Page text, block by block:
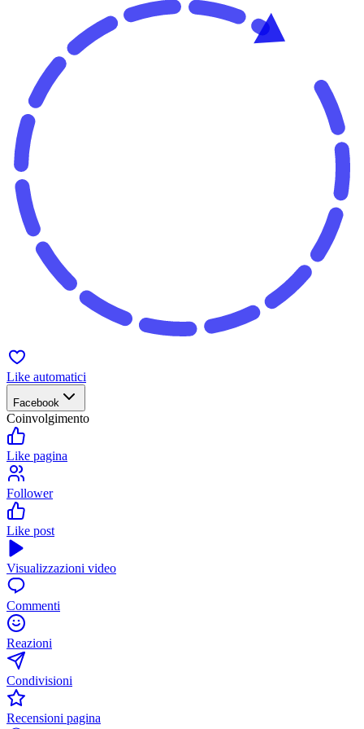
Like automatici
Facebook
Coinvolgimento
Like pagina
Follower
Like post
Visualizzazioni video
Commenti
Reazioni
Condivisioni
Recensioni pagina